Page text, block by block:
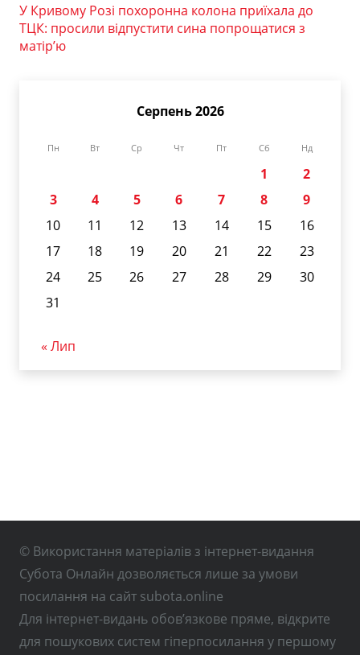
У Кривому Розі похоронна колона приїхала до
ТЦК: просили відпустити сина попрощатися з
матір’ю
Серпень 2026
Пн Вт Ср Чт Пт Сб Нд
1
2
3
4 5 6 7 8
9
10
11 12 13 14 15
16
17
18 19 20 21 22
23
24
25 26 27 28 29
30
31
« Лип
© Використання матеріалів з інтернет-видання
Субота Онлайн дозволяється лише за умови
посилання на сайт subota.online
Для інтернет-видань обов’язкове пряме, відкрите
для пошукових систем гіперпосилання у першому